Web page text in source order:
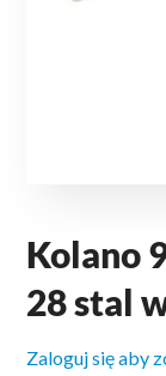
Kolano
28 stal
Zaloguj się aby